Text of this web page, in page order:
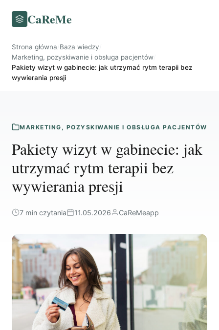
CaReMe
Strona główna Baza wiedzy
Marketing, pozyskiwanie i obsługa pacjentów
Pakiety wizyt w gabinecie: jak utrzymać rytm terapii bez
wywierania presji
MARKETING, POZYSKIWANIE I OBSŁUGA PACJENTÓW
Pakiety wizyt w gabinecie: jak
utrzymać rytm terapii bez
wywierania presji
7 min czytania 11.05.2026 CaReMeapp